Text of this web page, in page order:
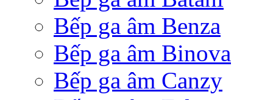
Bếp ga âm Benza
Bếp ga âm Binova
Bếp ga âm Canzy